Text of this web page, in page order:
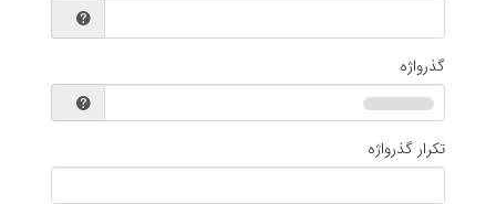
گذرواژه
تکرار گذرواژه